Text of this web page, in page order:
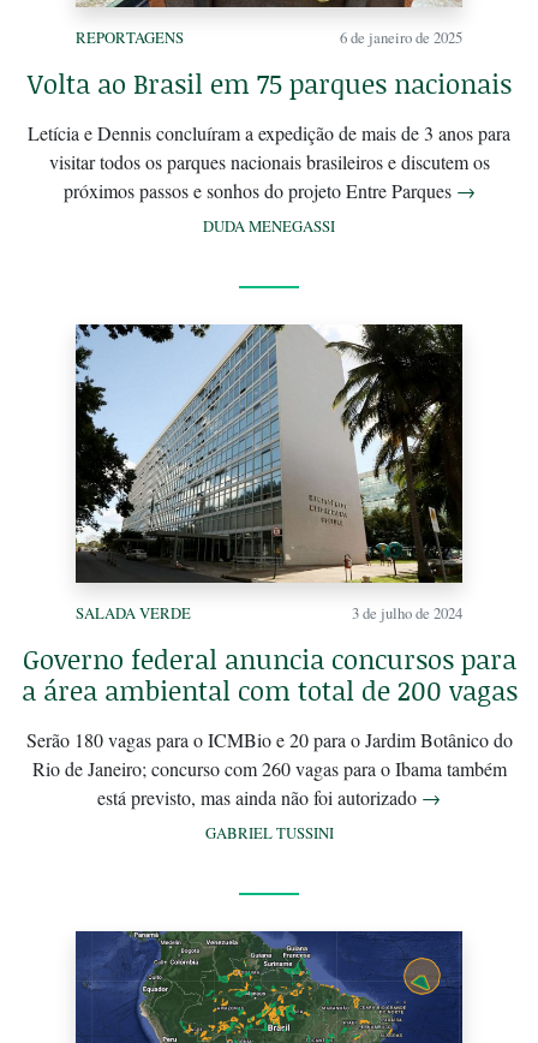
REPORTAGENS 6 de janeiro de 2025
Volta ao Brasil em 75 parques nacionais
Letícia e Dennis concluíram a expedição de mais de 3 anos para
visitar todos os parques nacionais brasileiros e discutem os
próximos passos e sonhos do projeto Entre Parques →
DUDA MENEGASSI
SALADA VERDE 3 de julho de 2024
Governo federal anuncia concursos para
a área ambiental com total de 200 vagas
Serão 180 vagas para o ICMBio e 20 para o Jardim Botânico do
Rio de Janeiro; concurso com 260 vagas para o Ibama também
está previsto, mas ainda não foi autorizado →
GABRIEL TUSSINI